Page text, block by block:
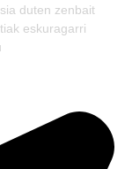
duten zenbait
eskuragarri